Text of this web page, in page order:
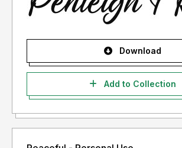
- Lisensi font setelah penggunaan
terms & condition yang berlaku setelah
Informasi tentang Lisensi apa yang akan
silahkan menghubungi kami di :
Terima kasih.
Download
Add to Collection